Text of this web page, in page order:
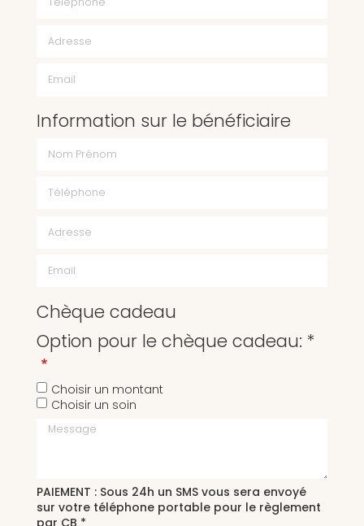
Information sur le bénéficiaire
Chèque cadeau
Option pour le chèque cadeau: *
Choisir un montant
Choisir un soin
Message
PAIEMENT : Sous 24h un SMS vous sera envoyé
sur votre téléphone portable pour le règlement
par CB *